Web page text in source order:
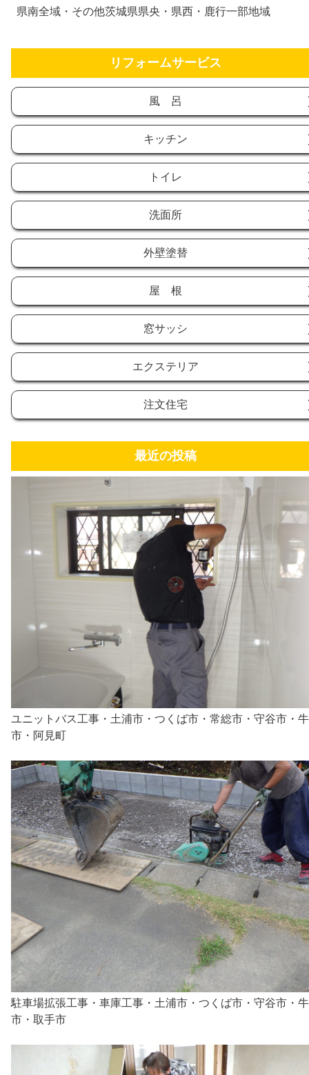
県南全域・その他茨城県県央・県西・鹿行一部地域
リフォームサービス
風 呂
キッチン
トイレ
洗面所
外壁塗替
屋 根
窓サッシ
エクステリア
注文住宅
最近の投稿
ユニットバス工事・土浦市・つくば市・常総市・守谷市・
市・阿見町
駐車場拡張工事・車庫工事・土浦市・つくば市・守谷市・
市・取手市